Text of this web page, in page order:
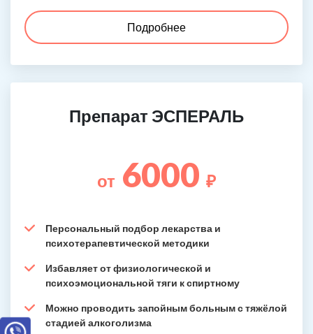
Подробнее
Препарат ЭСПЕРАЛЬ
от 6000 ₽
Персональный подбор лекарства и
психотерапевтической методики
Избавляет от физиологической и
психоэмоциональной тяги к спиртному
Можно проводить запойным больным с тяжёлой
стадией алкоголизма